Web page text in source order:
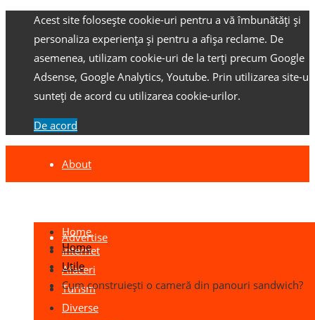
Acest site folosește cookie-uri pentru a vă îmbunătăți și
personaliza experiența și pentru a afișa reclame. De
asemenea, utilizam cookie-uri de la terți precum Google
Adsense, Google Analytics, Youtube. Prin utilizarea site-
sunteți de acord cu utilizarea cookie-urilor.
De acord
About
Advertise
Home
Internet
Afaceri
Turism
Diverse
Home
Utile
Cum construiești o cameră din panouri sandwich?